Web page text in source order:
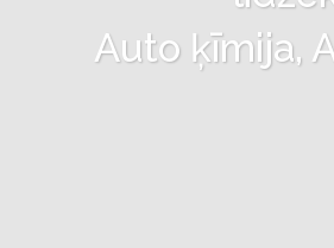
Auto ķīmija,